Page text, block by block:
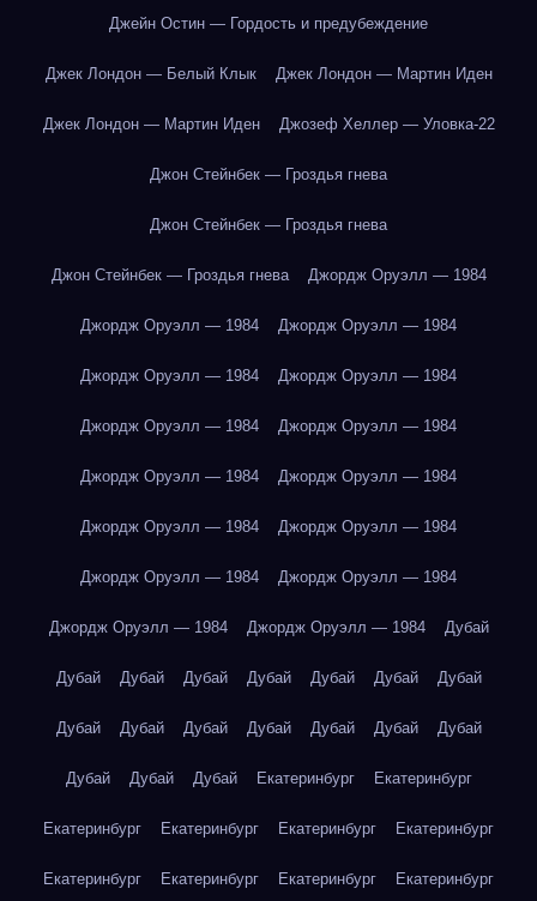
Джейн Остин — Гордость и предубеждение
Джек Лондон — Белый Клык Джек Лондон — Мартин Иден
Джек Лондон — Мартин Иден Джозеф Хеллер — Уловка-22
Джон Стейнбек — Гроздья гнева
Джон Стейнбек — Гроздья гнева
Джон Стейнбек — Гроздья гнева Джордж Оруэлл — 1984
Джордж Оруэлл — 1984 Джордж Оруэлл — 1984
Джордж Оруэлл — 1984 Джордж Оруэлл — 1984
Джордж Оруэлл — 1984 Джордж Оруэлл — 1984
Джордж Оруэлл — 1984 Джордж Оруэлл — 1984
Джордж Оруэлл — 1984 Джордж Оруэлл — 1984
Джордж Оруэлл — 1984 Джордж Оруэлл — 1984
Джордж Оруэлл — 1984 Джордж Оруэлл — 1984 Дубай
Дубай Дубай Дубай Дубай Дубай Дубай Дубай
Дубай Дубай Дубай Дубай Дубай Дубай Дубай
Дубай Дубай Дубай Екатеринбург Екатеринбург
Екатеринбург Екатеринбург Екатеринбург Екатеринбург
Екатеринбург Екатеринбург Екатеринбург Екатеринбург